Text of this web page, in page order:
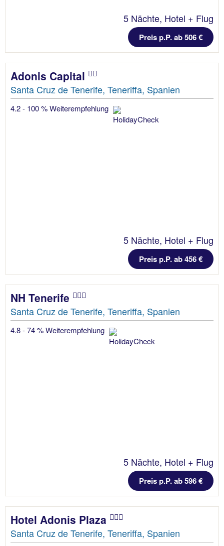
5 Nächte, Hotel + Flug
Preis p.P. ab 506 €
Adonis Capital
Santa Cruz de Tenerife, Teneriffa, Spanien
4.2 - 100 % Weiterempfehlung
5 Nächte, Hotel + Flug
Preis p.P. ab 456 €
NH Tenerife
Santa Cruz de Tenerife, Teneriffa, Spanien
4.8 - 74 % Weiterempfehlung
5 Nächte, Hotel + Flug
Preis p.P. ab 596 €
Hotel Adonis Plaza
Santa Cruz de Tenerife, Teneriffa, Spanien